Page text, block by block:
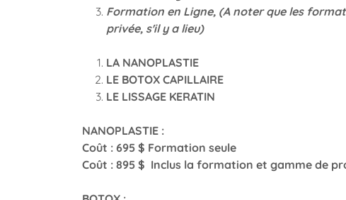
Formation en Ligne, (A noter que les
privée, s'il y a lieu)
LA NANOPLASTIE
LE BOTOX CAPILLAIRE
LE LISSAGE KERATIN
NANOPLASTIE :
Coût : 695 $ Formation seule
Coût : 895 $ Inclus la formation et gamme de